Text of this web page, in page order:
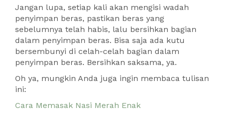
Jangan lupa, setiap kali akan mengisi wadah
penyimpan beras, pastikan beras yang
sebelumnya telah habis, lalu bersihkan bagian
dalam penyimpan beras. Bisa saja ada kutu
bersembunyi di celah-celah bagian dalam
penyimpan beras. Bersihkan saksama, ya.
Oh ya, mungkin Anda juga ingin membaca tulisan
ini:
Cara Memasak Nasi Merah Enak